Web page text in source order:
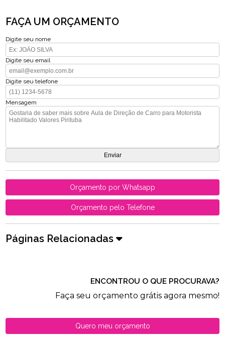
FAÇA UM ORÇAMENTO
Digite seu nome
Digite seu email
Digite seu telefone
Mensagem
Orçamento por Whatsapp
Orçamento pelo Telefone
Páginas Relacionadas
ENCONTROU O QUE PROCURAVA?
Faça seu orçamento grátis agora mesmo!
Quero meu orçamento